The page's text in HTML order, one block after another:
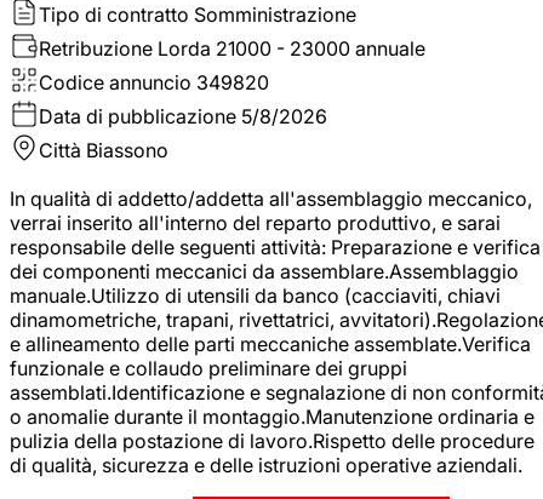
Tipo di contratto Somministrazione
Retribuzione Lorda 21000 - 23000 annuale
Codice annuncio 349820
Data di pubblicazione 5/8/2026
Città Biassono
In qualità di addetto/addetta all'assemblaggio meccanico,
verrai inserito all'interno del reparto produttivo, e sarai
responsabile delle seguenti attività: Preparazione e verifica
dei componenti meccanici da assemblare.Assemblaggio
manuale.Utilizzo di utensili da banco (cacciaviti, chiavi
dinamometriche, trapani, rivettatrici,
e allineamento delle parti meccaniche assemblate.Verifica
funzionale e collaudo preliminare dei gruppi
assemblati.Identificazione e segnalazione di non
o anomalie durante il montaggio.Manutenzione ordinaria e
pulizia della postazione di lavoro.Rispetto delle procedure
di qualità, sicurezza e delle istruzioni operative aziendali.